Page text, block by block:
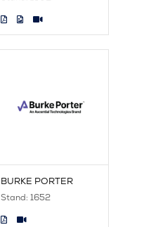
BURKE PORTER
Stand: 1652